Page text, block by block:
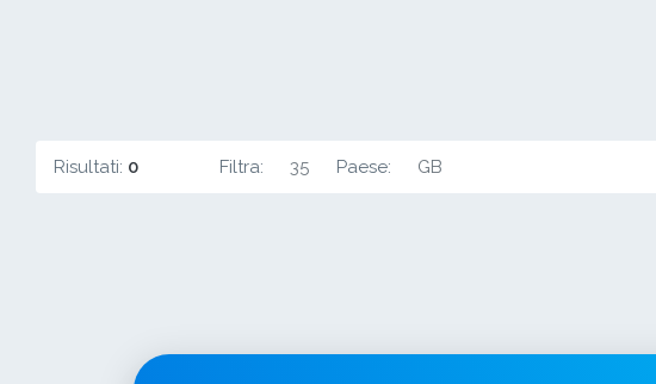
Risultati: 0 Filtra: 35 Paese: GB